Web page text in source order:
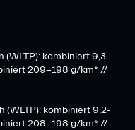
(WLTP): kombiniert 9,3-
209-198 g/km* ​//
(WLTP): kombiniert 9,2-
208-198 g/km* //